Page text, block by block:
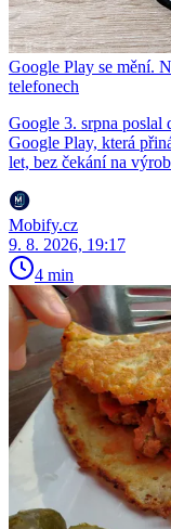
Google Play se mění.
telefonech
Google 3. srpna poslal
Google Play, která
let, bez čekání na
Mobify.cz
9. 8. 2026, 19:17
4 min